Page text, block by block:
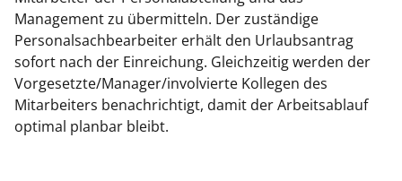
Management zu übermitteln. Der zuständige
Personalsachbearbeiter erhält den Urlaubsantrag
sofort nach der Einreichung. Gleichzeitig werden der
Vorgesetzte/Manager/involvierte Kollegen des
Mitarbeiters benachrichtigt, damit der Arbeitsablauf
optimal planbar bleibt.